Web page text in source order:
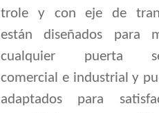
trole y con eje de
están diseñados para
cualquier puerta
comercial e industrial y
adaptados para